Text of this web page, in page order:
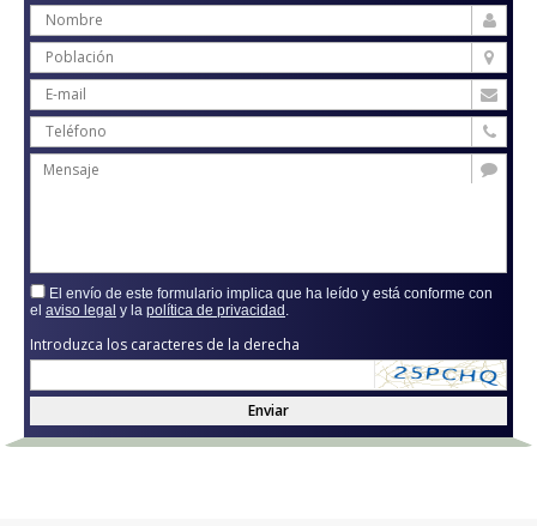
El envío de este formulario implica que ha leído y está conforme con
el aviso legal y la política de privacidad
Introduzca los caracteres de la derecha
Enviar